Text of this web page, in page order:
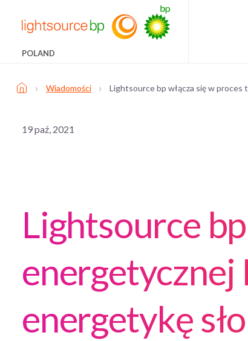
POLAND
› Wiadomości › Lightsource bp włącza się w
19 paź, 2021
Lightsource
energetykę